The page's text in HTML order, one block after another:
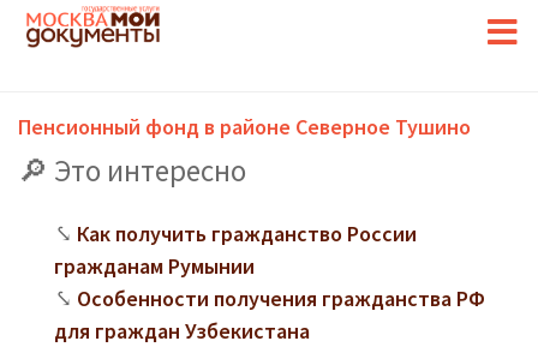
Пенсионный фонд в районе Северное Тушино
Это интересно
Как получить гражданство России
гражданам Румынии
Особенности получения гражданства РФ
для граждан Узбекистана